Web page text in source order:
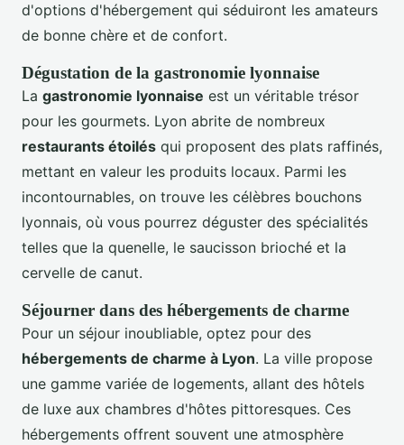
d'options d'hébergement qui séduiront les amateurs
de bonne chère et de confort.
Dégustation de la gastronomie lyonnaise
La gastronomie lyonnaise est un véritable trésor
pour les gourmets. Lyon abrite de nombreux
restaurants étoilés qui proposent des plats raffinés,
mettant en valeur les produits locaux. Parmi les
incontournables, on trouve les célèbres bouchons
lyonnais, où vous pourrez déguster des spécialités
telles que la quenelle, le saucisson brioché et la
cervelle de canut.
Séjourner dans des hébergements de charme
Pour un séjour inoubliable, optez pour des
hébergements de charme à Lyon. La ville propose
une gamme variée de logements, allant des hôtels
de luxe aux chambres d'hôtes pittoresques. Ces
hébergements offrent souvent une atmosphère